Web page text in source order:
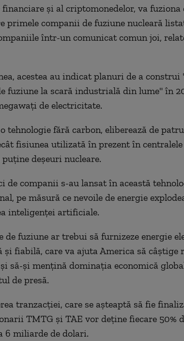
şi al criptomonedelor, va fuziona
primele companii de fuziune nucleară
într-un comunicat comun joi,
acestea au indicat planuri de a
fuziune la scară industrială din lume" în
de electricitate.
tehnologie fără carbon, eliberează de
fisiunea utilizată în prezent în
puţine deşeuri nucleare.
de companii s-au lansat în această
pe măsură ce nevoile de energie
inteligenţei artificiale.
de fuziune ar trebui să furnizeze energie
şi fiabilă, care va ajuta America să
să-şi menţină dominaţia economică
de presă.
tranzacţiei, care se aşteaptă să fie
TMTG şi TAE vor deţine fiecare 50%
6 miliarde de dolari.